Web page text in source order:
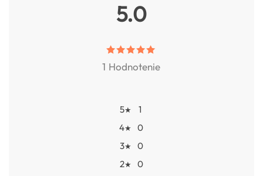
5.0
1 Hodnotenie
5★
1
4★
0
3★
0
2★
0